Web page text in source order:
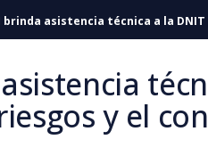
brinda asistencia técnica a la
y el